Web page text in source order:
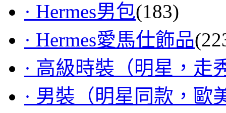
· Hermes男包(183)
· Hermes愛馬仕飾品
· 高級時裝（明星，走
· 男裝（明星同款，歐